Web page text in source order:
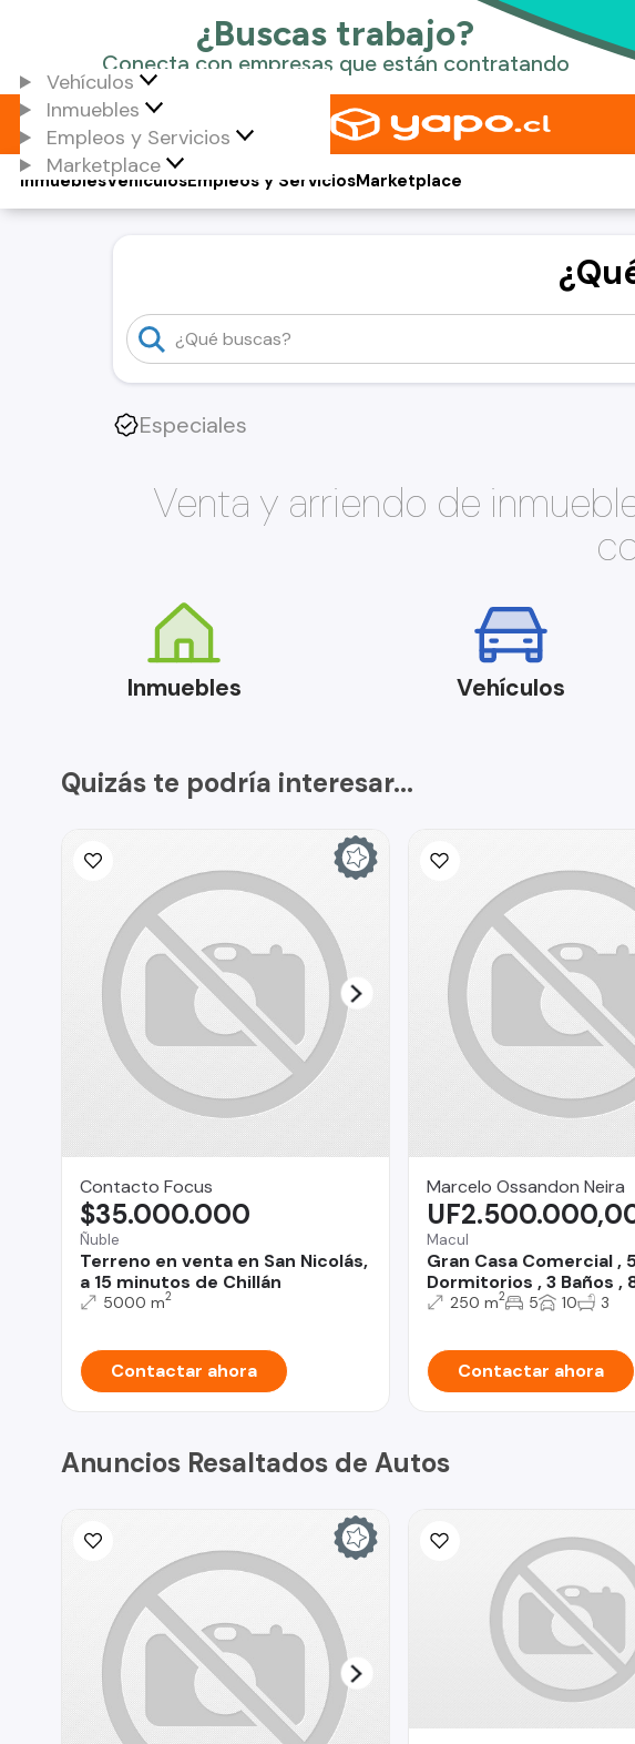
Vehículos
Inmuebles
Empleos y Servicios
Marketplace
Vehículos
Inmuebles Empleos y ServiciosMarketplace
Especiales
Venta y arriendo de
Inmuebles Vehículos
Quizás te podría interesar...
Contacto Focus
Ñuble
Terreno en venta en San Nicolás,
a 15 minutos de Chillán
$35.000.000
5000 m2
Contactar ahora
Marcelo Ossandon Neira
Macul
Gran Casa Comercial ,
Dormitorios , 3 Baños ,
250 m2 5 10 3
Contactar ahora
Anuncios Resaltados de Autos